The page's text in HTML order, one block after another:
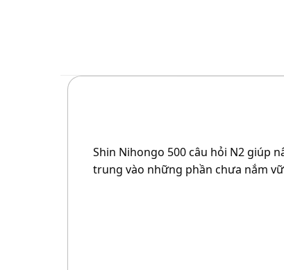
Shin Nihongo 500 câu hỏi N2 giúp
trung vào những phần chưa nắm